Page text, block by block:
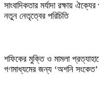
সাংবাদিকতার মর্যাদা রক্ষায়
নতুন নেতৃত্বের পরিচিতি
শফিকের মুক্তি ও মামলা
গণমাধ্যমের জন্য ‘অশনি সংকেত’